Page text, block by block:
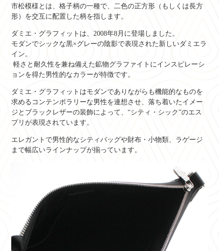
市松模様とは、格子柄の一種で、二色の正方形（もしくは長方
形）を交互に配置した柄を指します。
ダミエ・グラフィットは、2008年8月に登場しました。
モダンでシックな黒×グレーの陰影で表現された新しいダミエラ
イン。
軽さと耐久性を兼ね備えた鉱物グラファイトにインスピレーシ
ョンを得た男性的なカラーが特徴です。
ダミエ・グラフィットはモダンでありながらも機能的なものを
求めるコンテンポラリーな男性を連想させ、落ち着いたイメー
ジとブラックレザーの装飾によって、“シティ・シック”のエス
プリが表現されています。
エレガントで男性的なシティバッグや財布・小物類、ラゲージ
まで幅広いラインナップが揃っています。